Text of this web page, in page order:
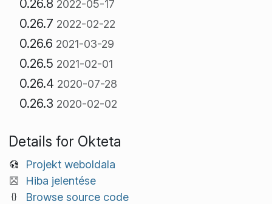
0.26.8 2022-05-17
0.26.7 2022-02-22
0.26.6 2021-03-29
0.26.5 2021-02-01
0.26.4 2020-07-28
0.26.3 2020-02-02
Details for Okteta
Projekt weboldala
Hiba jelentése
Browse source code